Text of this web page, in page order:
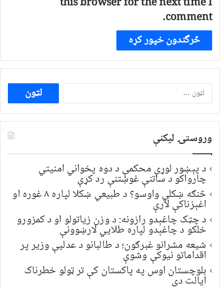
comment.
ددی
لپاره
لټون:
وروستۍ ليکنې
د پېښور لوړې محکمې د دوه پخواني امنیتي
چارواکو د ساتنې غوښتنې رد کړې
څنګه ښکلي واوسو؟ د طبیعي ښکلا لپاره ۸ غوره او
اغېزناکې لارې
د چټک چاغېدو رازونه: د وزن زیاتولو او د کمزورو
خلکو د چاغېدو لپاره طلایي لارښوونې
شیعه مشرانو غبرګون؛ د طالبانو د عدلیې وزیر پر
اقداماتو نیوکې وشوې
بلوچستان اوس په پاکستان کې تر ټولو خطرناک
ایالت دی